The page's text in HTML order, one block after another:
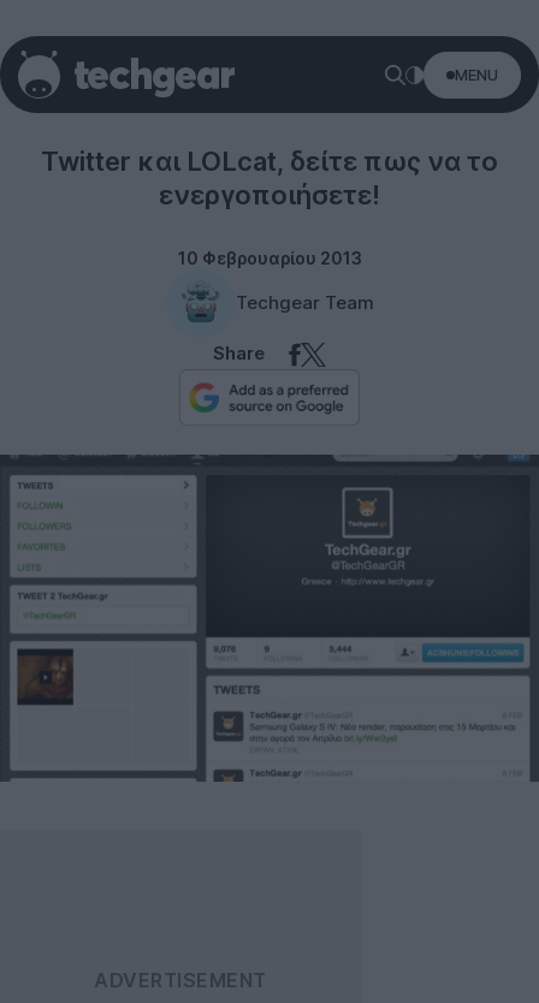
MENU
Twitter και LOLcat, δείτε πως να το
ενεργοποιήσετε!
10 Φεβρουαρίου 2013
Techgear Team
Share